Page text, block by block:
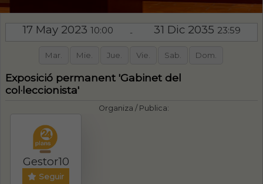
17 May 202310:00 - 31 Dic 2035 23:59
Mar. Mie. Jue. Vie. Sab. Dom.
Exposició permanent 'Gabinet del
col·leccionista'
Organiza / Publica:
Gestor10
Seguir